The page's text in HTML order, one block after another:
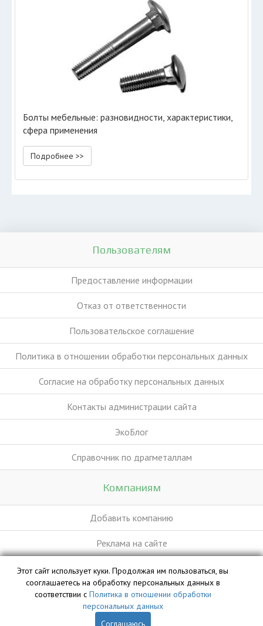
Болты мебельные: разновидности, характеристики,
сфера применения
Подробнее >>
Пользователям
Предоставление информации
Отказ от ответственности
Пользовательское соглашение
Политика в отношении обработки персональных данных
Согласие на обработку персональных данных
Контакты администрации сайта
ЭкоБлог
Справочник по драгметаллам
Компаниям
Добавить компанию
Реклама на сайте
База данных сайта vyvoz.org является интеллектуальной
собственностью ООО «Профит» и охраняется законом.
Этот сайт использует куки. Продолжая им пользоваться, вы
сооглашаетесь на обработку персональных данных в
соответствии с Политика в отношении обработки
персональных данных
Соглашаюсь